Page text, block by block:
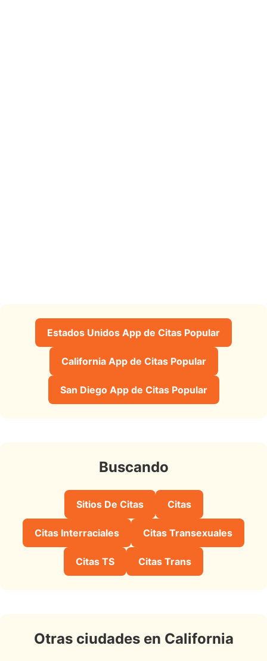
Estados Unidos App de Citas Popular
California App de Citas Popular
San Diego App de Citas Popular
Buscando
Sitios De Citas Citas
Citas Interraciales Citas Transexuales
Citas TS Citas Trans
Otras ciudades en California